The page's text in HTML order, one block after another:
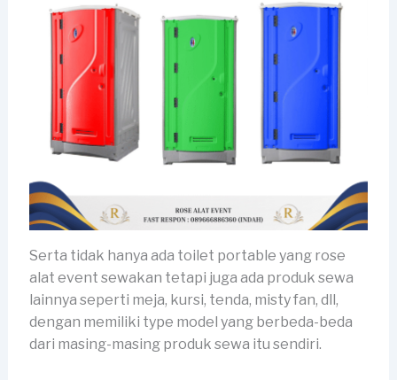
Serta tidak hanya ada toilet portable yang rose
alat event sewakan tetapi juga ada produk sewa
lainnya seperti meja, kursi, tenda, misty fan, dll,
dengan memiliki type model yang berbeda-beda
dari masing-masing produk sewa itu sendiri.